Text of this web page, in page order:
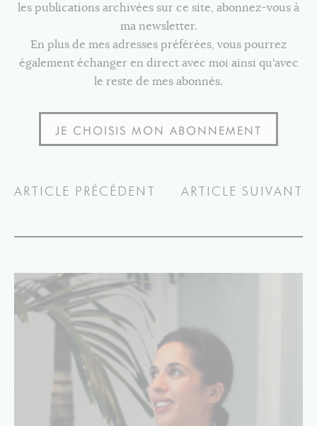
les publications archivées sur ce site, abonnez-vous à
ma newsletter.
En plus de mes adresses préférées, vous pourrez
également échanger en direct avec moi ainsi qu'avec
le reste de mes abonnés.
JE CHOISIS MON ABONNEMENT
ARTICLE PRÉCÉDENT ARTICLE SUIVANT